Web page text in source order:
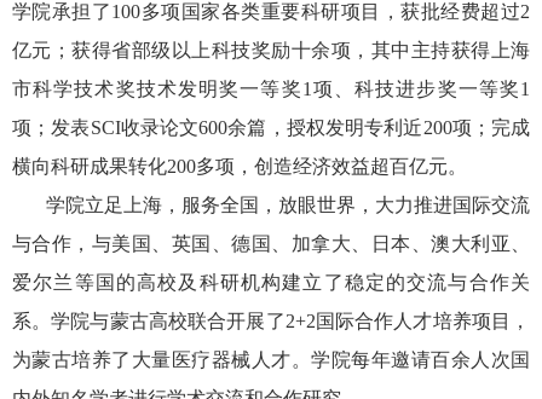
学院承担了100多项国家各类重要科研项目，获批经费超过2
亿元；获得省部级以上科技奖励十余项，其中主持获得上海
市科学技术奖技术发明奖一等奖1 项、科技进步奖一等奖1
项；发表SCI收录论文600余篇，授权发明专利近200项；完成
横向科研成果转化200多项，创造经济效益超百亿元。
学院立足上海，服务全国，放眼世界，大力推进国际交流
与合作，与美国、英国、德国、加拿大、日本、澳大利亚、
爱尔兰等国的高校及科研机构建立了稳定的交流与合作关
系。学院与蒙古高校联合开展了2+2国际合作人才培养项目，
为蒙古培养了大量医疗器械人才。学院每年邀请百余人次国